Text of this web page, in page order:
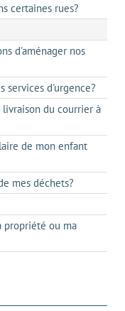
certaines rues?
d'aménager nos
services d'urgence?
du courrier à
de mon enfant
mes déchets?
propriété ou ma